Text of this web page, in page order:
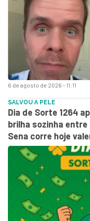
6 de agosto de 2026 - 11:11
SALVOU A PELE
Dia de Sorte 1264
brilha sozinha
Sena corre hoje